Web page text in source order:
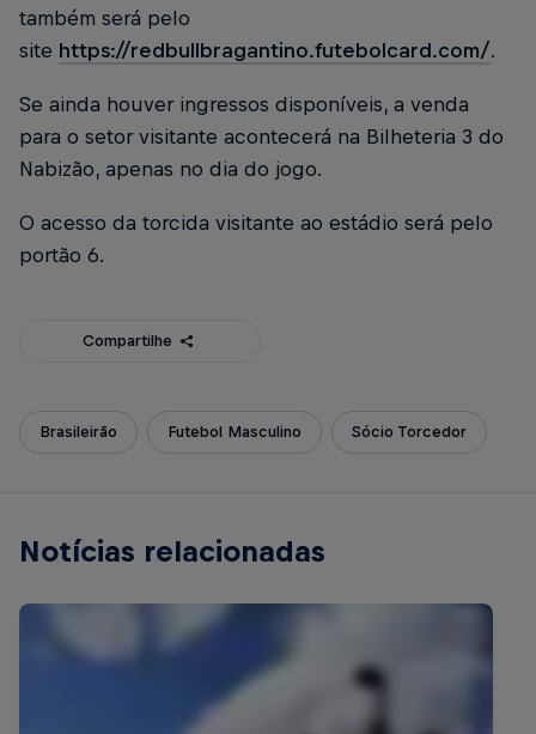
também será pelo
site https://redbullbragantino.futebolcard.com/.
Se ainda houver ingressos disponíveis, a venda
para o setor visitante acontecerá na Bilheteria 3 do
Nabizão, apenas no dia do jogo.
O acesso da torcida visitante ao estádio será pelo
portão 6.
Compartilhe
Brasileirão Futebol Masculino Sócio Torcedor
Notícias relacionadas